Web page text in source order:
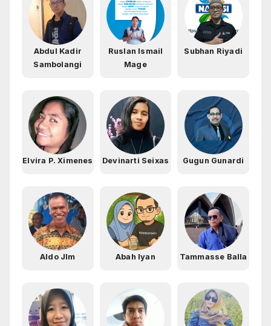
Abdul Kadir
Sambolangi
Ruslan Ismail
Mage
Subhan Riyadi
Elvira P. Ximenes Devinarti Seixas Gugun Gunardi
Aldo Jlm Abah Iyan Tammasse Balla